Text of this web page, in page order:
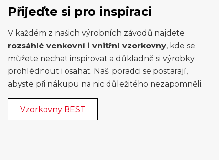
Přijeďte si pro inspiraci
V každém z našich výrobních závodů najdete
rozsáhlé venkovní i vnitřní vzorkovny, kde se
můžete nechat inspirovat a důkladně si výrobky
prohlédnout i osahat. Naši poradci se postarají,
abyste při nákupu na nic důležitého nezapomněli.
Vzorkovny BEST